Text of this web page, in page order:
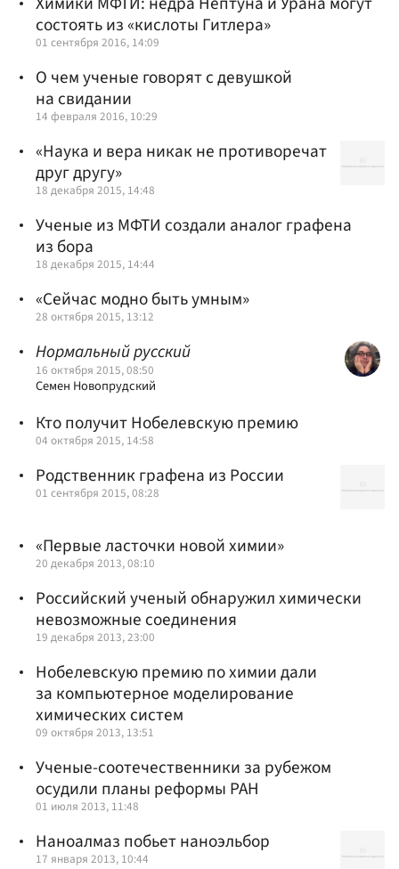
состоять из «кислоты Гитлера»
01 сентября 2016, 14:09
О чем ученые говорят с девушкой
на свидании
14 февраля 2016, 10:29
«Наука и вера никак не противоречат
друг другу»
18 декабря 2015, 14:48
Ученые из МФТИ создали аналог графена
из бора
18 декабря 2015, 14:44
«Сейчас модно быть умным»
28 октября 2015, 13:12
Нормальный русский
16 октября 2015, 08:50
Семен Новопрудский
Кто получит Нобелевскую премию
04 октября 2015, 14:58
Родственник графена из России
01 сентября 2015, 08:28
«Первые ласточки новой химии»
20 декабря 2013, 08:10
Российский ученый обнаружил химически
невозможные соединения
19 декабря 2013, 23:00
Нобелевскую премию по химии дали
за компьютерное моделирование
химических систем
09 октября 2013, 13:51
Ученые-соотечественники за рубежом
осудили планы реформы РАН
01 июля 2013, 11:48
Наноалмаз побьет наноэльбор
17 января 2013, 10:44